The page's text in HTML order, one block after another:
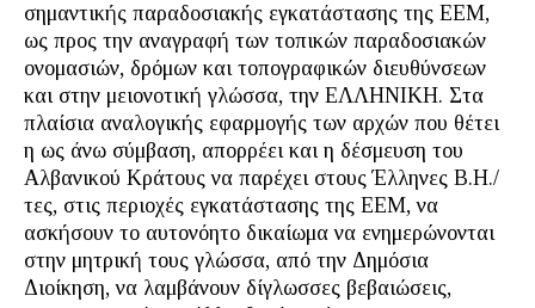
σημαντικής παραδοσιακής εγκατάστασης της ΕΕΜ,
ως προς την αναγραφή των τοπικών παραδοσιακών
ονομασιών, δρόμων και τοπογραφικών διευθύνσεων
και στην μειονοτική γλώσσα, την ΕΛΛΗΝΙΚΗ. Στα
πλαίσια αναλογικής εφαρμογής των αρχών που θέτει
η ως άνω σύμβαση, απορρέει και η δέσμευση του
Αλβανικού Κράτους να παρέχει στους Έλληνες Β.Η./
τες, στις περιοχές εγκατάστασης της ΕΕΜ, να
ασκήσουν το αυτονόητο δικαίωμα να ενημερώνονται
στην μητρική τους γλώσσα, από την Δημόσια
Διοίκηση, να λαμβάνουν δίγλωσσες βεβαιώσεις,